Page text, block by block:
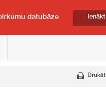
datubāze Ienākt
Drukāt